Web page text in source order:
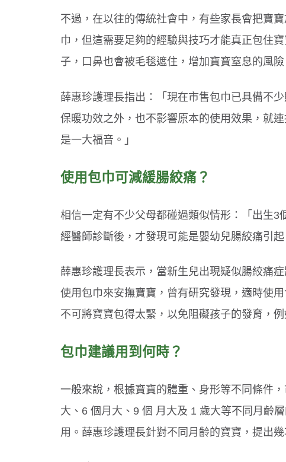
不過，在以往的傳統社會中，有些家長會把寶
巾，但這需要足夠的經驗與技巧才能真正包住
子，口鼻也會被毛毯遮住，增加寶寶窒息的風險
薛惠珍護理長指出：「現在市售包巾已具備不
保暖功效之外，也不影響原本的使用效果，就
是一大福音。」
使用包巾可減緩腸絞痛？
相信一定有不少父母都碰過類似情形：「出生3
經醫師診斷後，才發現可能是嬰幼兒腸絞痛引起
薛惠珍護理長表示，當新生兒出現疑似腸絞痛
使用包巾來安撫寶寶，曾有研究發現，適時使
不可將寶寶包得太緊，以免阻礙孩子的發育，
包巾建議用到何時？
一般來說，根據寶寶的體重、身形等不同條件
大、6 個月大、9 個 月大及 1 歲大等不同月齡
用。薛惠珍護理長針對不同月齡的寶寶，提出